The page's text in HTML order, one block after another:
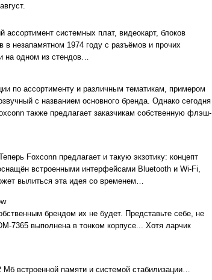
системных плат, видеокарт, блоков
незапамятном 1974 году с разъёмов и прочих
на одном из стендов…
по ассортименту и различным тематикам, примером
с названием основного бренда. Однако сегодня
также предлагает заказчикам собственную флэш-
Foxconn предлагает и такую экзотику: концепт
встроенными интерфейсами Bluetooth и Wi-Fi,
вылиться эта идея со временем…
брендом их не будет. Представьте себе, не
7365 выполнена в тонком корпусе... Хотя ларчик
встроенной памяти и системой стабилизации…